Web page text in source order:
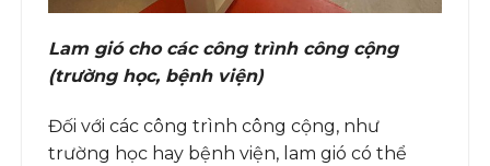
Lam gió cho các công trình công cộng
(trường học, bệnh viện)
Đối với các công trình công cộng, như
trường học hay bệnh viện, lam gió có thể